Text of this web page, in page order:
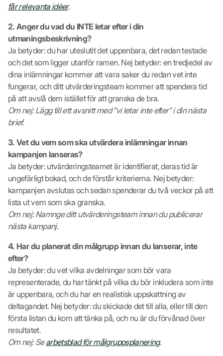
får relevanta idéer.
2. Anger du vad du INTE letar efter i din
utmaningsbeskrivning?
Ja betyder: du har uteslutit det uppenbara, det redan testade
och det som ligger utanför ramen. Nej betyder: en tredjedel av
dina inlämningar kommer att vara saker du redan vet inte
fungerar, och ditt utvärderingsteam kommer att spendera tid
på att avslå dem istället för att granska de bra.
Om nej: Lägg till ett avsnitt med ”vi letar inte efter” i din nästa
brief.
3. Vet du vem som ska utvärdera inlämningar innan
kampanjen lanseras?
Ja betyder: utvärderingsteamet är identifierat, deras tid är
ungefärligt bokad, och de förstår kriterierna. Nej betyder:
kampanjen avslutas och sedan spenderar du två veckor på att
lista ut vem som ska granska.
Om nej: Namnge ditt utvärderingsteam innan du publicerar
nästa kampanj.
4. Har du planerat din målgrupp innan du lanserar, inte
efter?
Ja betyder: du vet vilka avdelningar som bör vara
representerade, du har tänkt på vilka du bör inkludera som inte
är uppenbara, och du har en realistisk uppskattning av
deltagandet. Nej betyder: du skickade det till alla, eller till den
första listan du kom att tänka på, och nu är du förvånad över
resultatet.
Om nej: Searbetsblad för målgruppsplanering.